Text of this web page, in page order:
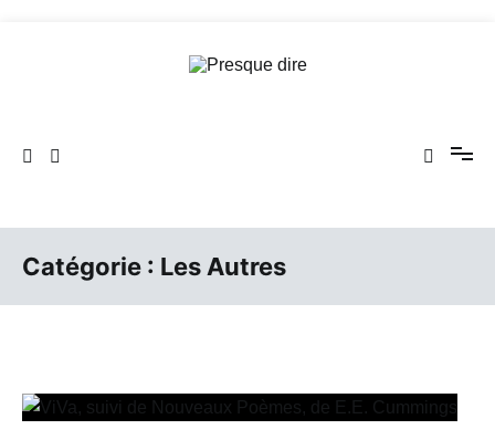
Catégorie : Les Autres